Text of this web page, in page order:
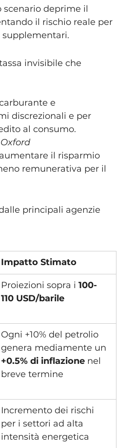
scenario deprime il
il rischio reale per
invisibile che
e
discrezionali e per
al consumo.
Oxford
il risparmio
remunerativa per il
principali agenzie
Impatto Stimato
Proiezioni sopra i 100-
110 USD/barile
Ogni +10% del petrolio
genera mediamente un
+0.5% di inflazione nel
breve termine
Incremento dei rischi
per i settori ad alta
intensità energetica